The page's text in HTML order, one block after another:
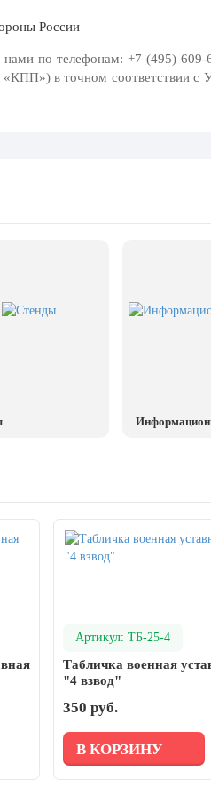
России
нами по телефонам: +7 (495) 609-
«КПП») в точном соответствии
Артикул: ТБ-25-4
Табличка военная
"4 взвод"
350 руб.
В КОРЗИНУ